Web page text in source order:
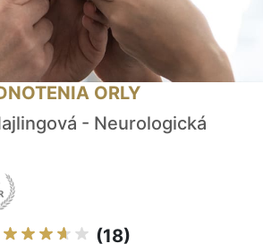
ORLY
- Neurologická
(18)